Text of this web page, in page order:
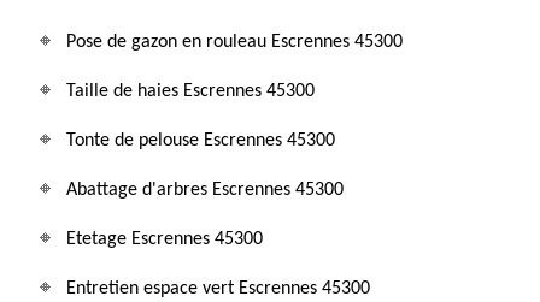
Pose de gazon en rouleau Escrennes 45300
Taille de haies Escrennes 45300
Tonte de pelouse Escrennes 45300
Abattage d'arbres Escrennes 45300
Etetage Escrennes 45300
Entretien espace vert Escrennes 45300